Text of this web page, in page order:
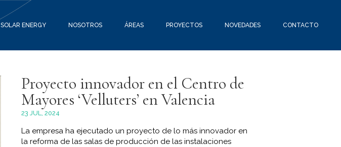
SOLAR ENERGY NOSOTROS ÁREAS PROYECTOS NOVEDADES CONTACTO
Proyecto innovador en el Centro de
Mayores ‘Velluters’ en Valencia
23 JUL, 2024
La empresa ha ejecutado un proyecto de lo más innovador en
la reforma de las salas de producción de las instalaciones